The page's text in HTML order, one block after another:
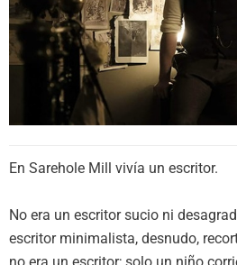
En Sarehole Mill vivía un escritor.
No era un escritor sucio ni
escritor minimalista, desnudo,
no era un escritor; solo un niño